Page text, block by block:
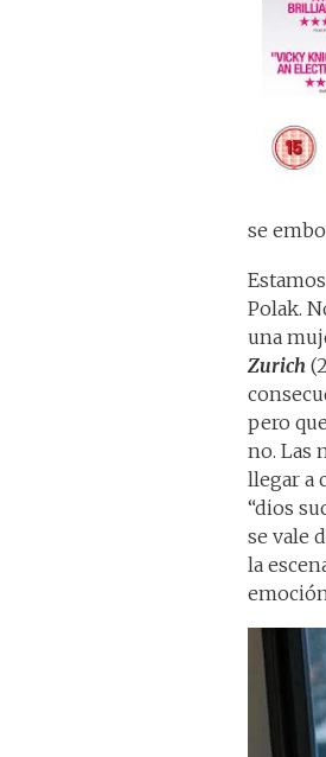
se
Polak.
una
Zurich
pero
no. Las
llegar a
“dios
se vale
la